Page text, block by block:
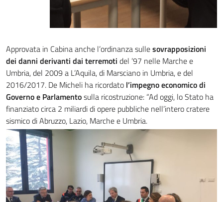
Approvata in Cabina anche l’ordinanza sullesovrapposizioni
dei danni derivanti dai terremoti del ’97 nelle Marche e
Umbria, del 2009 a L’Aquila, di Marsciano in Umbria, e del
2016/2017. De Micheli ha ricordato l’impegno economico di
Governo e Parlamentosulla ricostruzione: “Ad oggi, lo Stato ha
finanziato circa 2 miliardi di opere pubbliche nell’intero cratere
sismico di Abruzzo, Lazio, Marche e Umbria.